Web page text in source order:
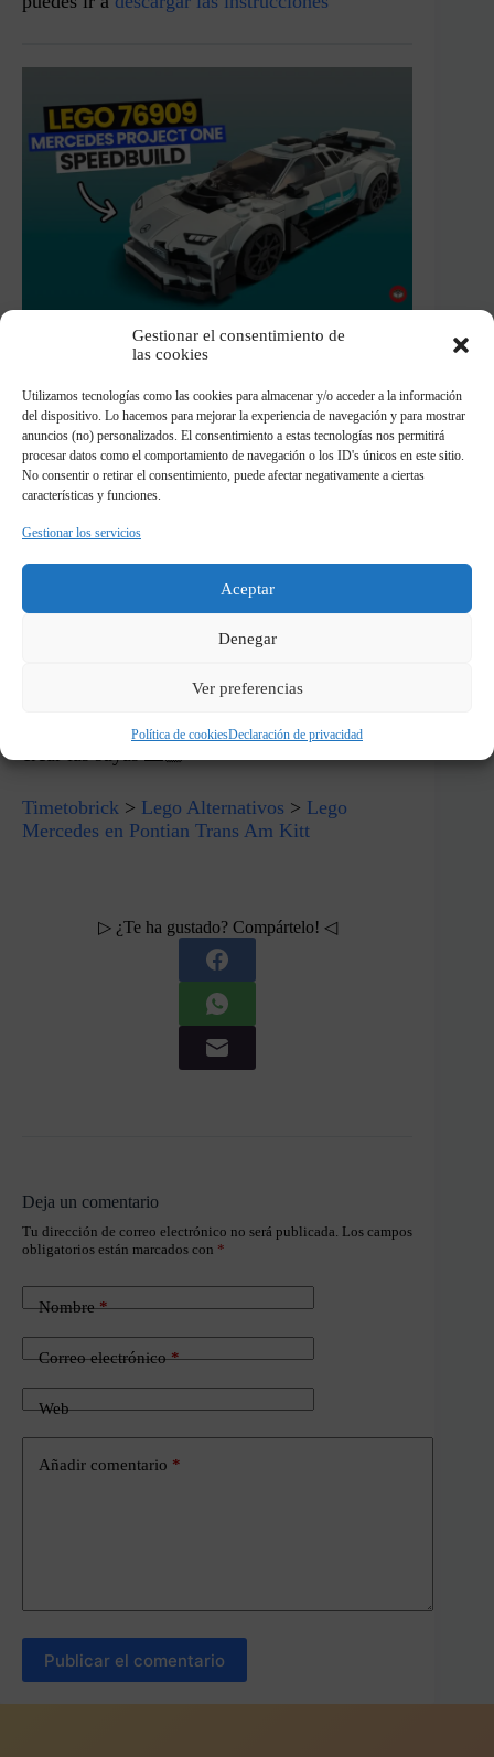
Gestionar el consentimiento de
las cookies
Utilizamos tecnologías como las cookies para almacenar y/o acceder a la información
del dispositivo. Lo hacemos para mejorar la experiencia de navegación y para mostrar
anuncios (no) personalizados. El consentimiento a estas tecnologías nos permitirá
procesar datos como el comportamiento de navegación o los ID's únicos en este sitio.
No consentir o retirar el consentimiento, puede afectar negativamente a ciertas
características y funciones.
Gestionar los servicios
Aceptar
Denegar
Ver preferencias
Política de cookiesDeclaración de privacidad
Si quieres hacermás alternativos o
quieres conocer todos los detallesde
elLego 76909del kit mercedes desde
este enlace podrás ir a ver todos los
detalles de este modelo
VER MERCEDES
de esta web seria un placer
compartirla para que más personas se animen a
crear las suyas 🙏🏽
Timetobrick > Lego Alternativos > Lego
Mercedes en Pontian Trans Am Kitt
▷ ¿Te ha gustado? Compártelo! ◁
Deja un comentario
Tu dirección de correo electrónico no será publicada. Los campos
obligatorios están marcados con *
Nombre*
Correo electrónico*
Web
Añadir comentario *
Publicar el comentario